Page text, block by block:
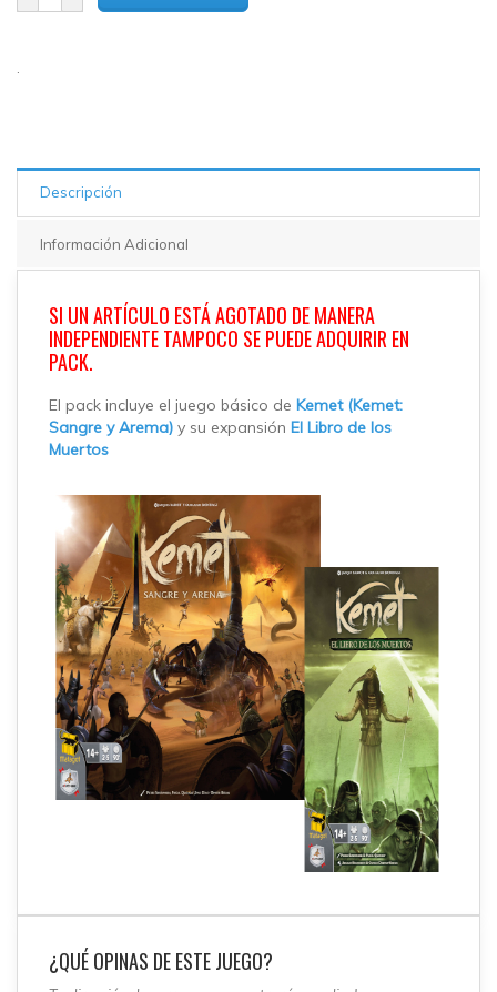
Descripción
Información Adicional
SI UN ARTÍCULO ESTÁ AGOTADO DE MANERA
INDEPENDIENTE TAMPOCO SE PUEDE ADQUIRIR EN
PACK.
El pack incluye el juego básico de Kemet (Kemet:
Sangre y Arema) y su expansión El Libro de los
Muertos
¿QUÉ OPINAS DE ESTE JUEGO?